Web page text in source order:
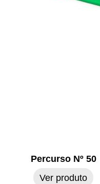
Percurso Nº 50
Ver produto